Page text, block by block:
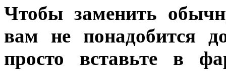
Чтобы заменить
вам не понадобится
просто вставьте в